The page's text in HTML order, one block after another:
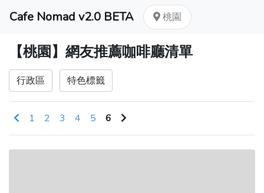
Cafe Nomad v2.0 BETA 桃園
【桃園】網友推薦咖啡廳清單
行政區 特色標籤
1 2 3 4 5 6